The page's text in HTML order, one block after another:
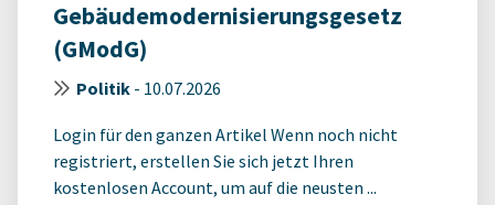
Gebäudemodernisierungsgesetz
(GModG)
Politik - 10.07.2026
Login für den ganzen Artikel Wenn noch nicht
registriert, erstellen Sie sich jetzt Ihren
kostenlosen Account, um auf die neusten ...